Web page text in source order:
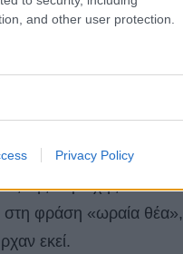
and other user protection.
Privacy Policy
στον Νομό
τα πιο γνωστά και
της περιοχής
στη φράση «ωραία θέα»,
εκεί.